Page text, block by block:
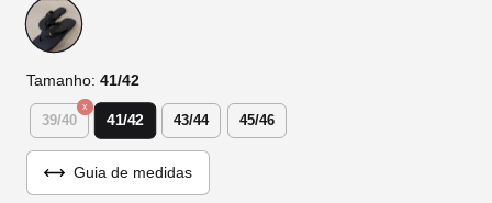
Tamanho: 41/42
39/40 41/42 43/44 45/46
Guia de medidas